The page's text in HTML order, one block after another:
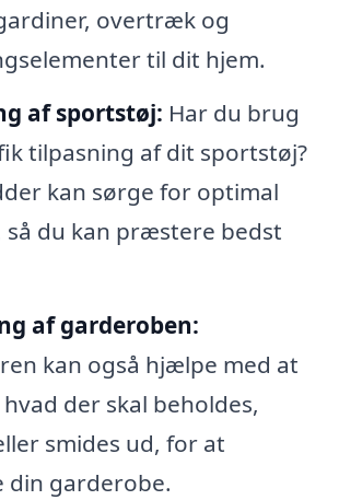
overtræk og
til dit hjem.
af sportstøj: Har du brug
tilpasning af dit sportstøj?
kan sørge for optimal
så du kan præstere bedst
af garderoben:
kan også hjælpe med at
der skal beholdes,
smides ud, for at
din garderobe.